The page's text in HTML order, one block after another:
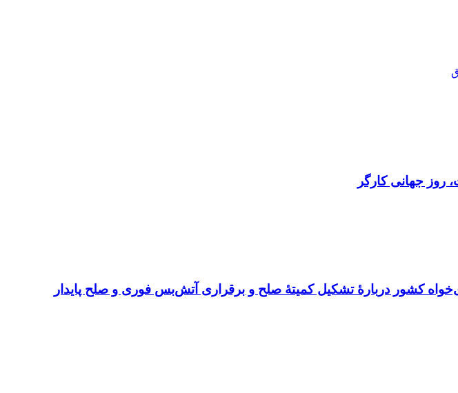
کشور دربارهٔ تشکیل کمیتهٔ صلح و برقراری آتش‌بس فوری و صلح پایدار